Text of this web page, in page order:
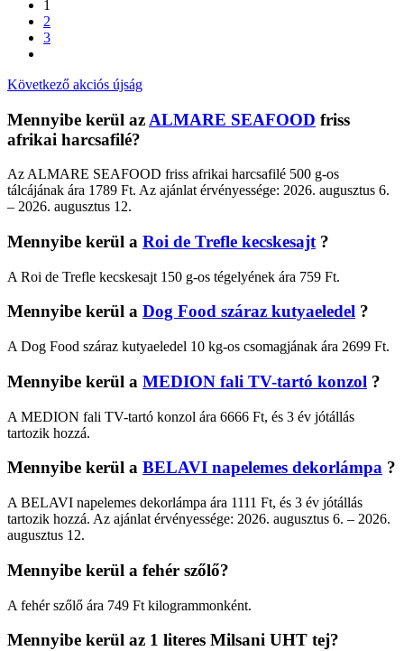
1
2
3
Következő akciós újság
Mennyibe kerül az ALMARE SEAFOOD friss
afrikai harcsafilé?
Az ALMARE SEAFOOD friss afrikai harcsafilé 500 g-os
tálcájának ára 1789 Ft. Az ajánlat érvényessége: 2026. augusztus 6.
– 2026. augusztus 12.
Mennyibe kerül a Roi de Trefle kecskesajt ?
A Roi de Trefle kecskesajt 150 g-os tégelyének ára 759 Ft.
Mennyibe kerül a Dog Food száraz kutyaeledel ?
A Dog Food száraz kutyaeledel 10 kg-os csomagjának ára 2699 Ft.
Mennyibe kerül a MEDION fali TV-tartó konzol ?
A MEDION fali TV-tartó konzol ára 6666 Ft, és 3 év jótállás
tartozik hozzá.
Mennyibe kerül a BELAVI napelemes dekorlámpa ?
A BELAVI napelemes dekorlámpa ára 1111 Ft, és 3 év jótállás
tartozik hozzá. Az ajánlat érvényessége: 2026. augusztus 6. – 2026.
augusztus 12.
Mennyibe kerül a fehér szőlő?
A fehér szőlő ára 749 Ft kilogrammonként.
Mennyibe kerül az 1 literes Milsani UHT tej?